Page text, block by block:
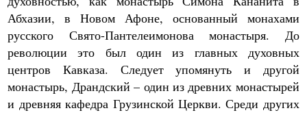
Абхазии, в Новом Афоне, основанный монахами
русского Свято-Пантелеимонова монастыря. До
революции это был один из главных духовных
центров Кавказа. Следует упомянуть и другой
монастырь, Драндский – один из древних монастырей
и древняя кафедра Грузинской Церкви. Среди других